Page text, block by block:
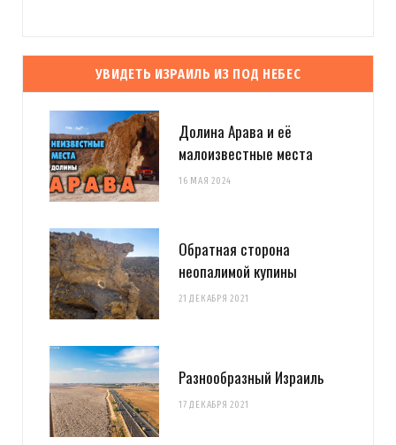
УВИДЕТЬ ИЗРАИЛЬ ИЗ ПОД НЕБЕС
Долина Арава и её
малоизвестные места
16 МАЯ 2024
Обратная сторона
неопалимой купины
21 ДЕКАБРЯ 2021
Разнообразный Израиль
17 ДЕКАБРЯ 2021